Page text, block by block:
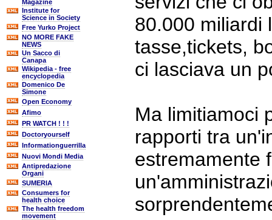
Magazine
Institute for
Science in Society
Free Yurko Project
NO MORE FAKE
NEWS
Un Sacco di
Canapa
Wikipedia - free
encyclopedia
Domenico De
Simone
Open Economy
Afimo
PR WATCH ! ! !
Doctoryourself
Informationguerrilla
Nuovi Mondi Media
Antipredazione
Organi
SUMERIA
Consumers for
health choice
The health freedom
movement
80.000 miliardi
tasse,tickets,
ci lasciava un
Ma limitiamoci
rapporti tra
estremamente